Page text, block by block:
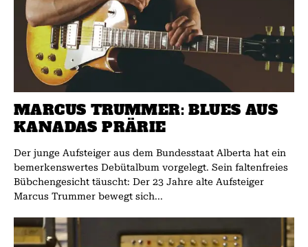
MARCUS TRUMMER: BLUES AUS
KANADAS PRÄRIE
Der junge Aufsteiger aus dem Bundesstaat Alberta hat ein
bemerkenswertes Debütalbum vorgelegt. Sein faltenfreies
Bübchengesicht täuscht: Der 23 Jahre alte Aufsteiger
Marcus Trummer bewegt sich...